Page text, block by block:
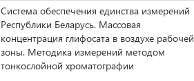
Система обеспечения единства измерений
Республики Беларусь. Массовая
концентрация глифосата в воздухе рабочей
зоны. Методика измерений методом
тонкослойной хроматографии